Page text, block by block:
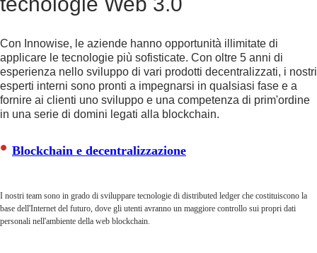
Better customer relations
Le tecnologie Web 3.0 rimettono i dati
nelle mani dell'utente. L'intero ambiente
aziendale migliora in termini di fiducia e
Con Innowise, le aziende hanno opportunità illimitate di
applicare le tecnologie più sofisticate. Con oltre 5 anni di
esperienza nello sviluppo di vari prodotti decentralizzati, i nostri
esperti interni sono pronti a impegnarsi in qualsiasi fase e a
fornire ai clienti uno sviluppo e una competenza di prim'ordine
in una serie di domini legati alla blockchain.
Blockchain e decentralizzazione
I nostri team sono in grado di sviluppare tecnologie di distributed ledger che costituiscono la
base dell'Internet del futuro, dove gli utenti avranno un maggiore controllo sui propri dati
personali nell'ambiente della web blockchain.